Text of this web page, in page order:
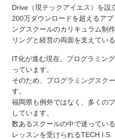
Drive（現テックアイエス）を設
200万ダウンロードを超えるア
ングスクールのカリキュラム制
リングと経営の両面を支えている
IT化が進む現在、プログラミン
っています。
そのため、プログラミングスク
す。
福岡県も例外ではなく、多くの
しています。
数あるスクールの中で迷ってい
レッスンを受けられるTECH